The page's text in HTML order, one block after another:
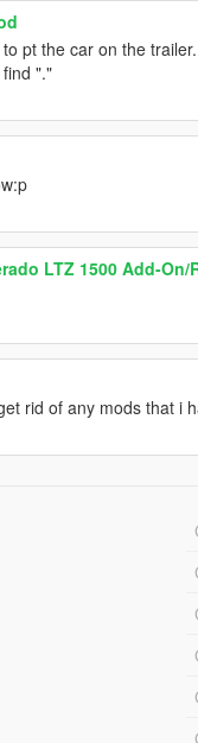
pt the car on the
"."
LTZ 1500 Add-On/
rid of any mods that i